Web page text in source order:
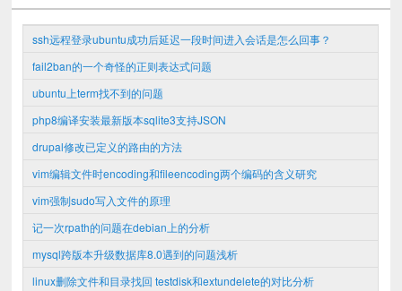
ssh远程登录ubuntu成功后延迟一段时间进入会话是怎么回事？
fail2ban的一个奇怪的正则表达式问题
ubuntu上term找不到的问题
php8编译安装最新版本sqlite3支持JSON
drupal修改已定义的路由的方法
vim编辑文件时encoding和fileencoding两个编码的含义研究
vim强制sudo写入文件的原理
记一次rpath的问题在debian上的分析
mysql跨版本升级数据库8.0遇到的问题浅析
linux删除文件和目录找回 testdisk和extundelete的对比分析